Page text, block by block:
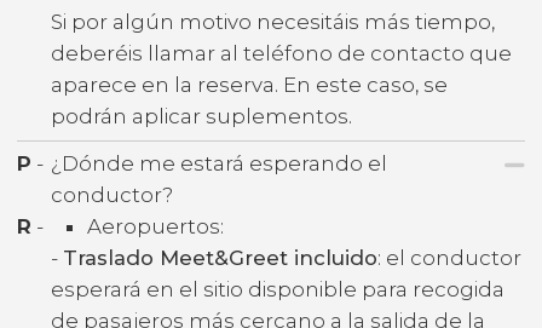
Si por algún motivo necesitáis más tiempo,
deberéis llamar al teléfono de contacto que
aparece en la reserva. En este caso, se
podrán aplicar suplementos.
P - ¿Dónde me estará esperando el
conductor?
R -
Aeropuertos:
- Traslado Meet&Greet incluido: el conductor
esperará en el sitio disponible para recogida
de pasajeros más cercano a la salida de la